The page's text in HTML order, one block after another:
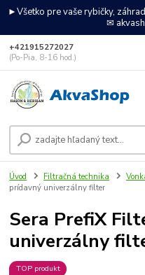
►Všetko pre vaše rybičky,
✉
+421915272027
(Po-Pia, 8-16 hod.)
Úvod Filtračná technika
prídavný univerzálny filter
Sera PrefiX
univerzálny
TOP produkt